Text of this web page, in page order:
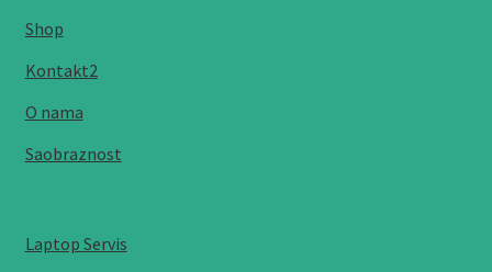
Shop
Kontakt2
O nama
Saobraznost
Laptop Servis